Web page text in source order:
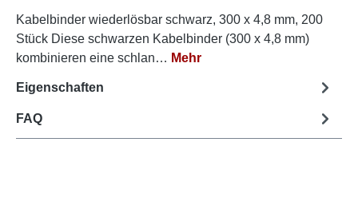
Kabelbinder wiederlösbar schwarz, 300 x 4,8 mm, 200
Stück Diese schwarzen Kabelbinder (300 x 4,8 mm)
kombinieren eine schlan… Mehr
Eigenschaften
FAQ